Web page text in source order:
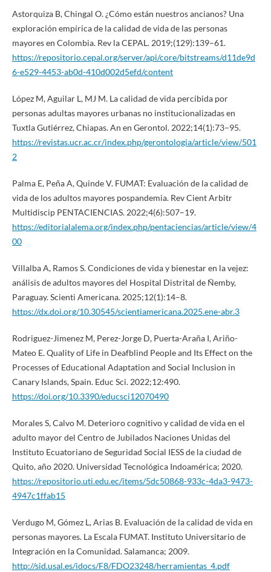
Astorquiza B, Chingal O. ¿Cómo están nuestros ancianos? Una
exploración empírica de la calidad de vida de las personas
mayores en Colombia. Rev la CEPAL. 2019;(129):139–61.
https://repositorio.cepal.org/server/api/core/bitstreams/d11de9d
6-e529-4453-ab0d-410d002d5efd/content
López M, Aguilar L, MJ M. La calidad de vida percibida por
personas adultas mayores urbanas no institucionalizadas en
Tuxtla Gutiérrez, Chiapas. An en Gerontol. 2022;14(1):73–95.
https://revistas.ucr.ac.cr/index.php/gerontologia/article/view/501
2
Palma E, Peña A, Quinde V. FUMAT: Evaluación de la calidad de
vida de los adultos mayores pospandemia. Rev Cient Arbitr
Multidiscip PENTACIENCIAS. 2022;4(6):507–19.
https://editorialalema.org/index.php/pentaciencias/article/view/4
00
Villalba A, Ramos S. Condiciones de vida y bienestar en la vejez:
análisis de adultos mayores del Hospital Distrital de Ñemby,
Paraguay. Scienti Americana. 2025;12(1):14–8.
https://dx.doi.org/10.30545/scientiamericana.2025.ene-abr.3
Rodriguez-Jimenez M, Perez-Jorge D, Puerta-Araña I, Ariño-
Mateo E. Quality of Life in Deafblind People and Its Effect on the
Processes of Educational Adaptation and Social Inclusion in
Canary Islands, Spain. Educ Sci. 2022;12:490.
https://doi.org/10.3390/educsci12070490
Morales S, Calvo M. Deterioro cognitivo y calidad de vida en el
adulto mayor del Centro de Jubilados Naciones Unidas del
Instituto Ecuatoriano de Seguridad Social IESS de la ciudad de
Quito, año 2020. Universidad Tecnológica Indoamérica; 2020.
https://repositorio.uti.edu.ec/items/5dc50868-933c-4da3-9473-
4947c1ffab15
Verdugo M, Gómez L, Arias B. Evaluación de la calidad de vida en
personas mayores. La Escala FUMAT. Instituto Universitario de
Integración en la Comunidad. Salamanca; 2009.
http://sid.usal.es/idocs/F8/FDO23248/herramientas_4.pdf